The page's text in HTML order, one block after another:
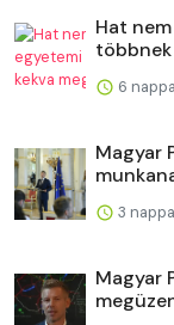
Hat
többnek
6
Magyar
3
Magyar